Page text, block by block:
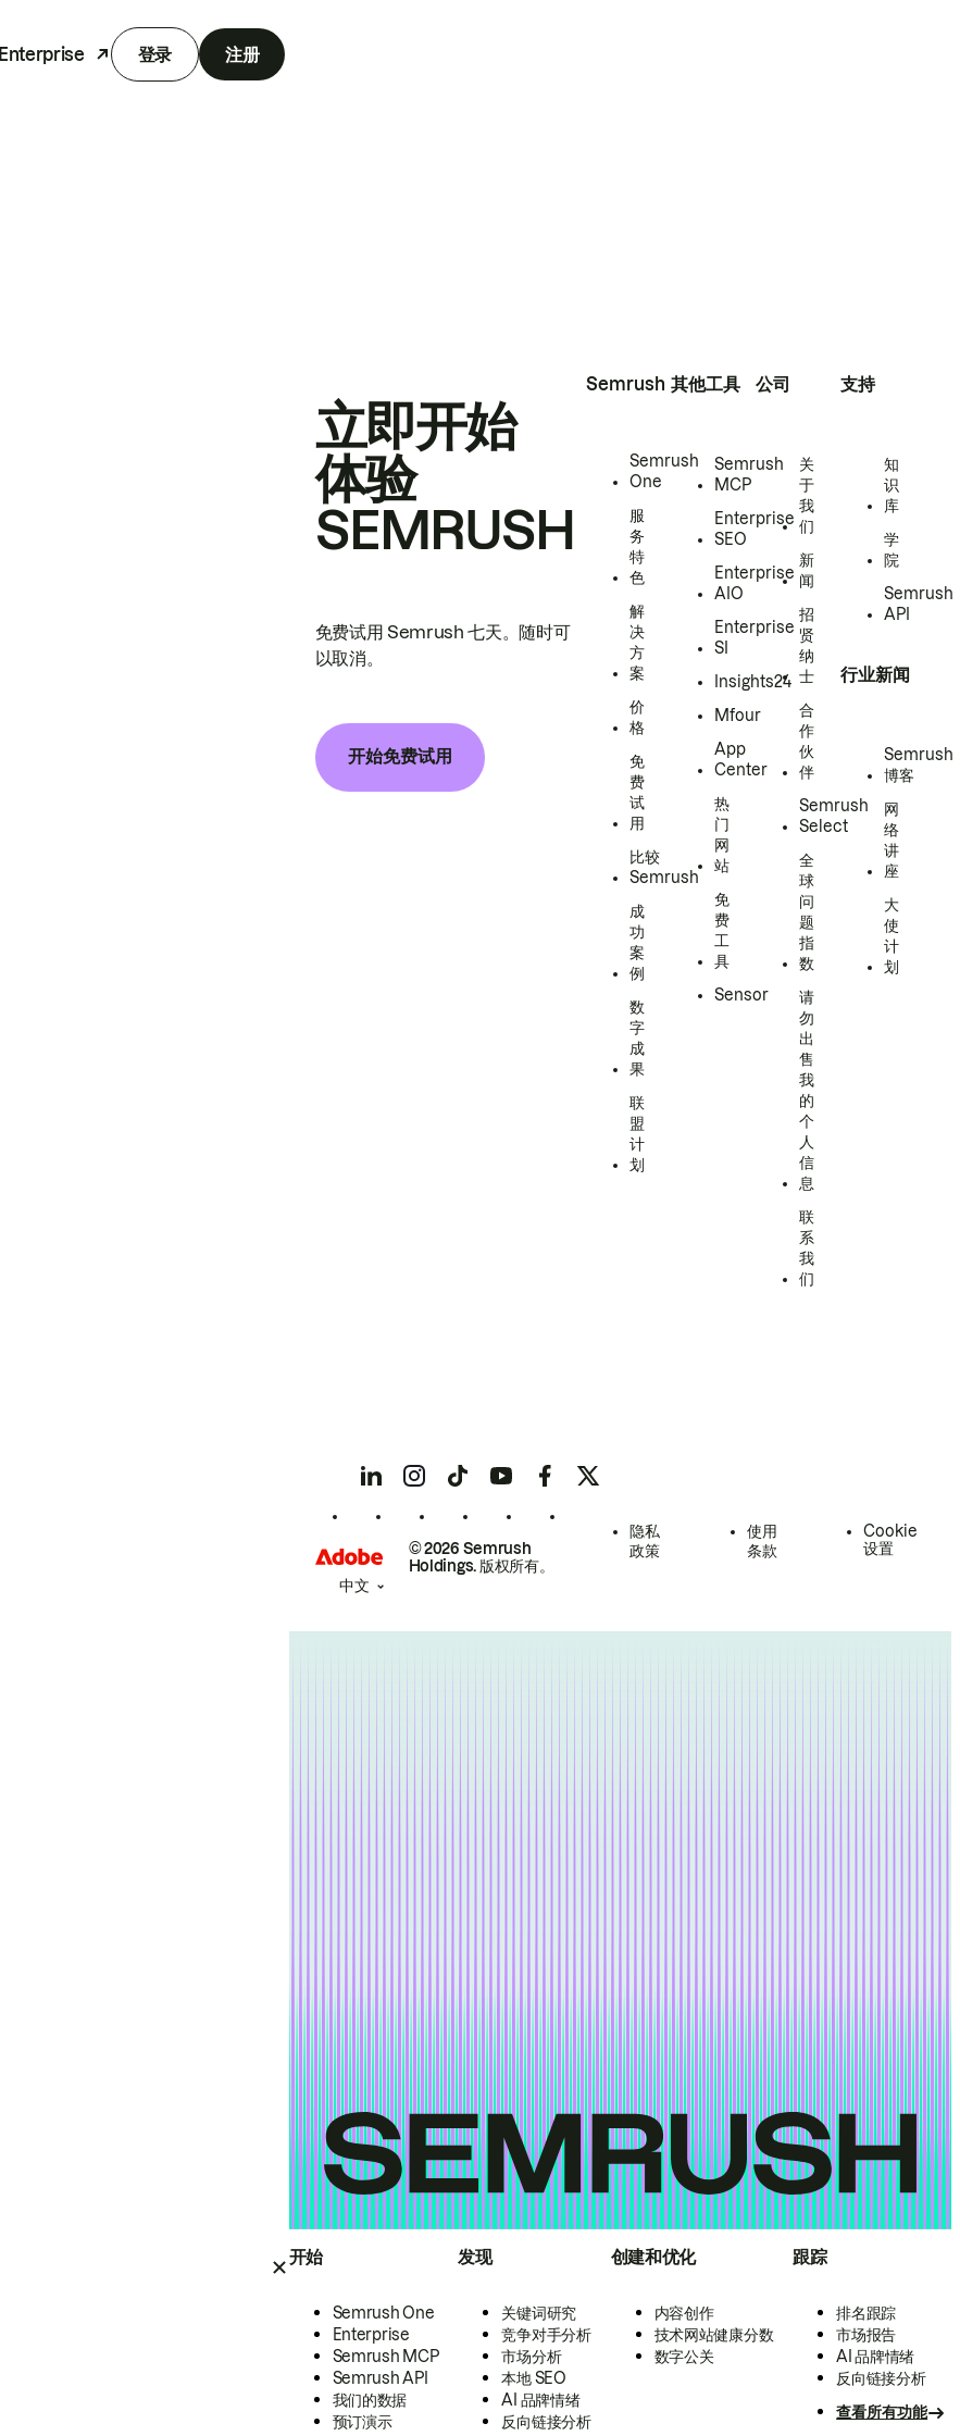
Enterprise 登录 注册
开始
Semrush One
Enterprise
Semrush MCP
Semrush API
我们的数据
预订演示
发现
关键词研究
竞争对手分析
市场分析
本地 SEO
AI 品牌情绪
反向链接分析
创建和优化
内容创作
技术网站健康分数
数字公关
跟踪
排名跟踪
市场报告
AI 品牌情绪
反向链接分析
查看所有功能
立即开始
体验
SEMRUSH
免费试用 Semrush 七天。随时可
以取消。
开始免费试用
Semrush
Semrush
One
服
务
特
色
解
决
方
案
价
格
免
费
试
用
比较
Semrush
成
功
案
例
数
字
成
果
联
盟
计
划
其他工具
Semrush
MCP
Enterprise
SEO
Enterprise
AIO
Enterprise
SI
Insights24
Mfour
App
Center
热
门
网
站
免
费
工
具
Sensor
公司
关
于
我
们
新
闻
招
贤
纳
士
合
作
伙
伴
Semrush
Select
全
球
问
题
指
数
请
勿
出
售
我
的
个
人
信
息
联
系
我
们
支持
知
识
库
学
院
Semrush
API
行业新闻
Semrush
博客
网
络
讲
座
大
使
计
划
© 2026 Semrush
Holdings. 版权所有。
隐私
政策
使用
条款
Cookie
设置
中文